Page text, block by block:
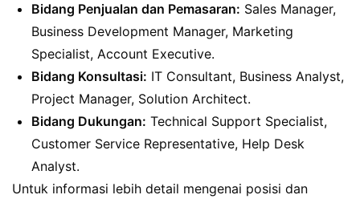
Bidang Penjualan dan Pemasaran: Sales Manager,
Business Development Manager, Marketing
Specialist, Account Executive.
Bidang Konsultasi: IT Consultant, Business Analyst,
Project Manager, Solution Architect.
Bidang Dukungan: Technical Support Specialist,
Customer Service Representative, Help Desk
Analyst.
Untuk informasi lebih detail mengenai posisi dan